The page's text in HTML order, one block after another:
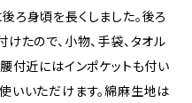
ろ身頃を長くしました。後ろ
たので、小物、手袋、タオル
付近にはインポケットも付い
いいただけます。綿麻生地は